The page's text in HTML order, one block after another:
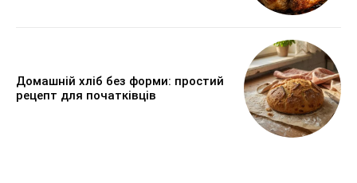
Домашній хліб без форми: простий
рецепт для початківців